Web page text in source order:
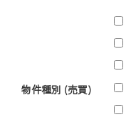
物件種別 (売買)